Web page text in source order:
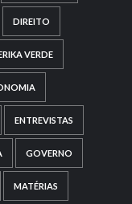
DIREITO
VERDE
ENTREVISTAS
GOVERNO
MATÉRIAS